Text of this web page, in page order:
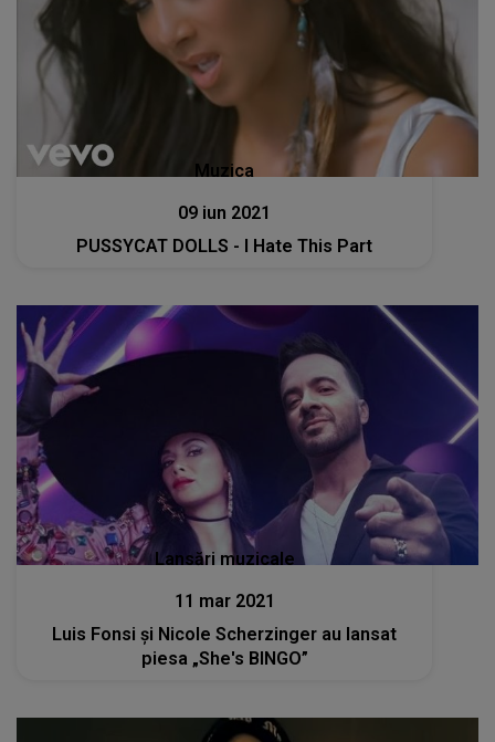
Muzica
09 iun 2021
PUSSYCAT DOLLS - I Hate This Part
Lansări muzicale
11 mar 2021
Luis Fonsi și Nicole Scherzinger au lansat
piesa „She's BINGO”